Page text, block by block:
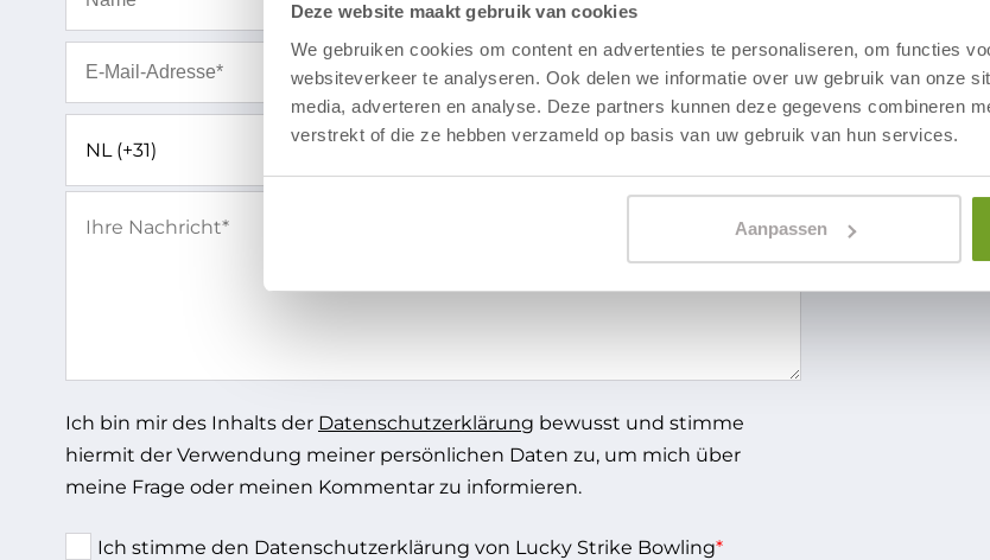
Deze website maakt gebruik van cookies
We gebruiken cookies om content en advertenties te personaliseren, om functies
websiteverkeer te analyseren. Ook delen we informatie over uw gebruik van onze
media, adverteren en analyse. Deze partners kunnen deze gegevens combineren
verstrekt of die ze hebben verzameld op basis van uw gebruik van hun services.
Aanpassen
Ich bin mir des Inhalts der Datenschutzerklärung bewusst und stimme
hiermit der Verwendung meiner persönlichen Daten zu, um mich über
meine Frage oder meinen Kommentar zu informieren.
Ich stimme den Datenschutzerklärung von Lucky Strike Bowling*